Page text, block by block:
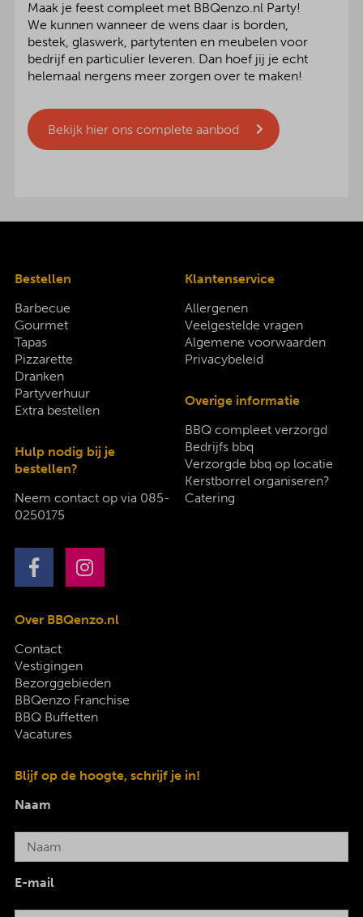
Maak je feest compleet met BBQenzo.nl Party!
We kunnen wanneer de wens daar is borden,
bestek, glaswerk, partytenten en meubelen voor
bedrijf en particulier leveren. Dan hoef jij je echt
helemaal nergens meer zorgen over te maken!
Bekijk hier ons complete aanbod
Bestellen
Barbecue
Gourmet
Tapas
Pizzarette
Dranken
Partyverhuur
Extra bestellen
Hulp nodig bij je
bestellen?
Neem contact op via 085-
0250175
Klantenservice
Allergenen
Veelgestelde vragen
Algemene voorwaarden
Privacybeleid
Overige informatie
BBQ compleet verzorgd
Bedrijfs bbq
Verzorgde bbq op locatie
Kerstborrel organiseren?
Catering
Over BBQenzo.nl
Contact
Vestigingen
Bezorggebieden
BBQenzo Franchise
BBQ Buffetten
Vacatures
Blijf op de hoogte, schrijf je in!
Naam
E-mail